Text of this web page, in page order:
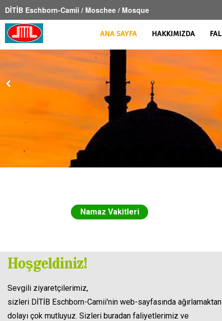
ANA SAYFA HAKKIMIZDA
DİTİB Eschborn-Camii / Moschee / Mosque
Hoşgeldiniz!
Sevgili ziyaretçilerimiz,
sizleri DİTİB Eschborn-Camii'nin web-sayfasında ağırlamaktan
dolayı çok mutluyuz. Sizleri buradan faliyetlerimiz ve
Namaz Vakitleri